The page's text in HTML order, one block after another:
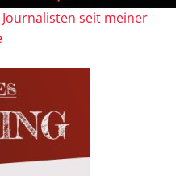
seit meiner